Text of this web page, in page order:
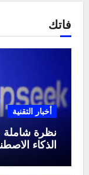
فاتك
أخبار التقنية
نظرة شاملة
الذكاء